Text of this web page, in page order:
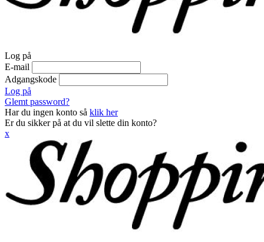
Log på
E-mail
Adgangskode
Log på
Glemt password?
Har du ingen konto så klik her
Er du sikker på at du vil slette din konto?
x